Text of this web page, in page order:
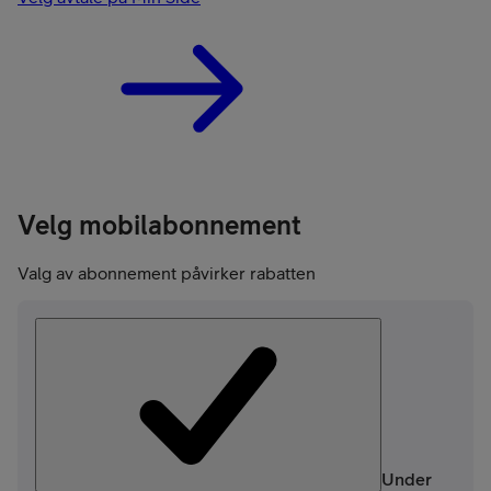
Velg mobilabonnement
Valg av abonnement påvirker rabatten
Under